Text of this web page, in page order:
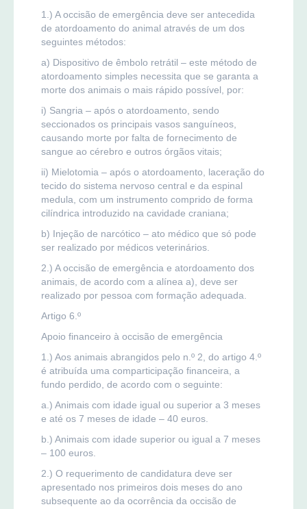
1.) A occisão de emergência deve ser antecedida
de atordoamento do animal através de um dos
seguintes métodos:
a) Dispositivo de êmbolo retrátil – este método de
atordoamento simples necessita que se garanta a
morte dos animais o mais rápido possível, por:
i) Sangria – após o atordoamento, sendo
seccionados os principais vasos sanguíneos,
causando morte por falta de fornecimento de
sangue ao cérebro e outros órgãos vitais;
ii) Mielotomia – após o atordoamento, laceração do
tecido do sistema nervoso central e da espinal
medula, com um instrumento comprido de forma
cilíndrica introduzido na cavidade craniana;
b) Injeção de narcótico – ato médico que só pode
ser realizado por médicos veterinários.
2.) A occisão de emergência e atordoamento dos
animais, de acordo com a alínea a), deve ser
realizado por pessoa com formação adequada.
Artigo 6.º
Apoio financeiro à occisão de emergência
1.) Aos animais abrangidos pelo n.º 2, do artigo 4.º
é atribuída uma comparticipação financeira, a
fundo perdido, de acordo com o seguinte:
a.) Animais com idade igual ou superior a 3 meses
e até os 7 meses de idade – 40 euros.
b.) Animais com idade superior ou igual a 7 meses
– 100 euros.
2.) O requerimento de candidatura deve ser
apresentado nos primeiros dois meses do ano
subsequente ao da ocorrência da occisão de